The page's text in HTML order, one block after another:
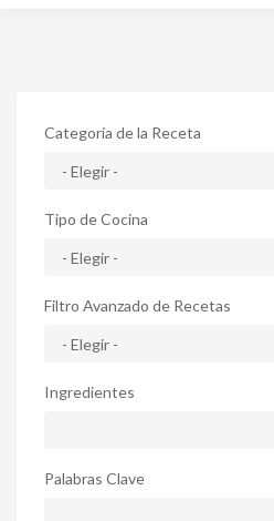
Categoría de la Receta
Tipo de Cocina
Filtro Avanzado de Recetas
Ingredientes
Palabras Clave